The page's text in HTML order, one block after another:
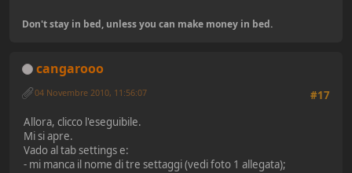
Don't stay in bed, unless you can make money in bed.
cangarooo
#17
04 Novembre 2010, 11:56:07
Allora, clicco l'eseguibile.
Mi si apre.
Vado al tab settings e:
- mi manca il nome di tre settaggi (vedi foto 1 allegata);